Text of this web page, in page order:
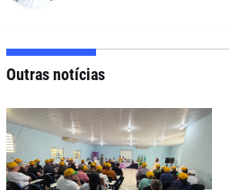
Outras notícias